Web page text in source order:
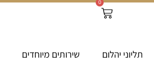
0
תליוני יהלום שירותים מיוחדים